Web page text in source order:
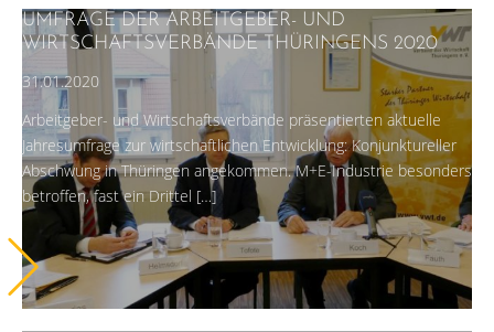
UMFRAGE DER ARBEITGEBER- UND
WIRTSCHAFTSVERBÄNDE THÜRINGENS 2020
31.01.2020
Arbeitgeber- und Wirtschaftsverbände präsentierten aktuelle
Jahresumfrage zur wirtschaftlichen Entwicklung: Konjunktureller
Abschwung in Thüringen angekommen. M+E-Industrie besonders
betroffen, fast ein Drittel […]